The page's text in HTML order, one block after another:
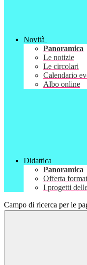
Novità
Panoramica
Le notizie
Le circolari
Calendario
Albo online
Didattica
Panoramica
Offerta
I progetti
Campo di ricerca per le